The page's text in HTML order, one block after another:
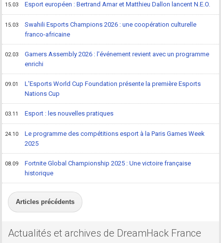
15.03 Esport européen : Bertrand Amar et Matthieu Dallon lancent N.E.O.
15.03
Swahili Esports Champions 2026 : une coopération culturelle
franco-africaine
02.03
Gamers Assembly 2026 : l'événement revient avec un programme
enrichi
09.01
L'Esports World Cup Foundation présente la première Esports
Nations Cup
03.11 Esport : les nouvelles pratiques
24.10
Le programme des compétitions esport à la Paris Games Week
2025
08.09
Fortnite Global Championship 2025 : Une victoire française
historique
Articles précédents
Actualités et archives de DreamHack France